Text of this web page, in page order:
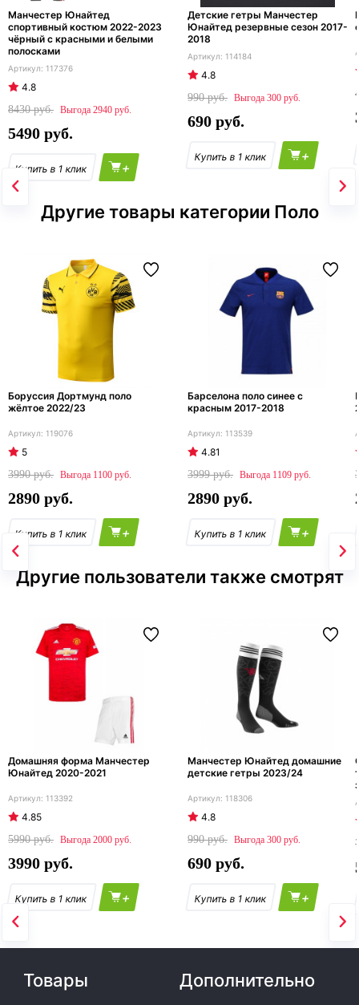
Манчестер Юнайтед
спортивный костюм 2022-2023
чёрный с красными и белыми
полосками
117376
4.8
8430
2940
5490
+
Детские гетры Манчестер
Юнайтед резервные сезон 2017-
2018
114184
4.8
990
300
690
+
Другие товары категории Поло
Боруссия Дортмунд поло
жёлтое 2022/23
119076
5
3990
1100
2890
+
Барселона поло синее с
красным 2017-2018
113539
4.81
3999
1109
2890
+
Другие пользователи также смотрят
Домашняя форма Манчестер
Юнайтед 2020-2021
113392
4.85
5990
2000
3990
+
Манчестер Юнайтед домашние
детские гетры 2023/24
118306
4.8
990
300
690
+
Товары Дополнительно